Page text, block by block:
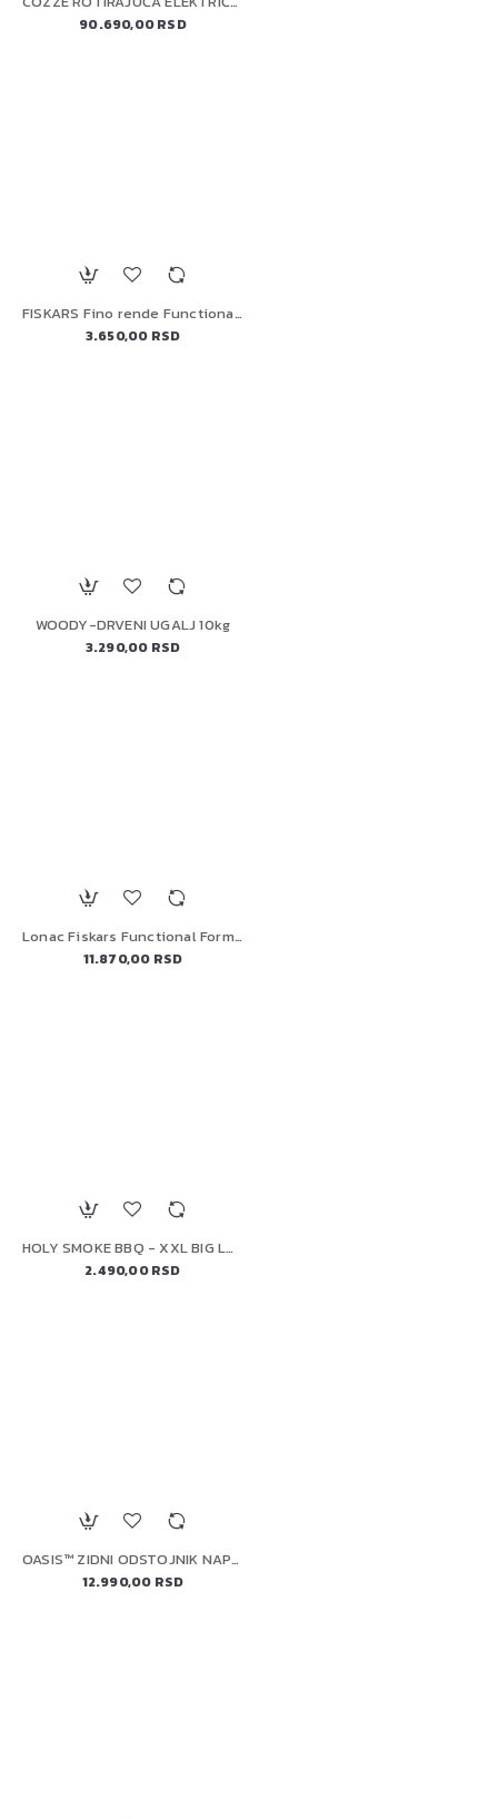
90.690,00 RSD
FISKARS Fino rende FunctionalForm, 1014412
3.650,00 RSD
WOODY-DRVENI UGALJ 10kg
3.290,00 RSD
Lonac Fiskars Functional Form, 1072317, 5,0 l
11.870,00 RSD
HOLY SMOKE BBQ - XXL BIG LUMP CHARCOAL 8 KG
2.490,00 RSD
OASIS™ ZIDNI ODSTOJNIK NAPOLEON IM-WSF-CN
12.990,00 RSD